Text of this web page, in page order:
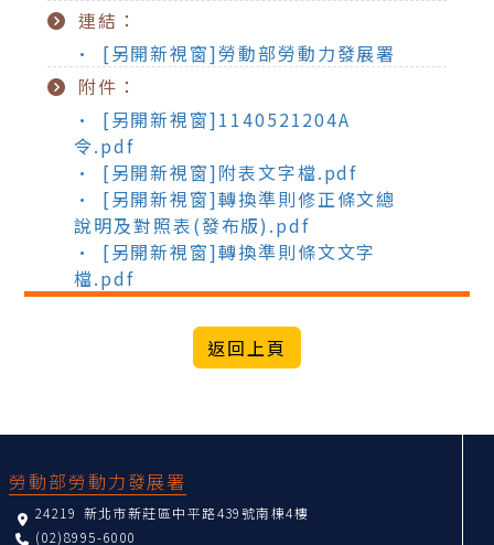
連結：
• [另開新視窗]勞動部勞動力發展署
附件：
• [另開新視窗]1140521204A
令.pdf
• [另開新視窗]附表文字檔.pdf
• [另開新視窗]轉換準則修正條文總
說明及對照表(發布版).pdf
• [另開新視窗]轉換準則條文文字
檔.pdf
勞動部勞動力發展署
24219 新北市新莊區中平路439號南棟4樓
(02)8995-6000